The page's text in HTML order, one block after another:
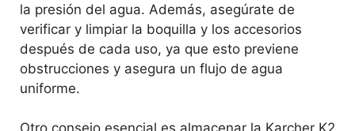
la presión del agua. Además, asegúrate de
verificar y limpiar la boquilla y los accesorios
después de cada uso, ya que esto previene
obstrucciones y asegura un flujo de agua
uniforme.